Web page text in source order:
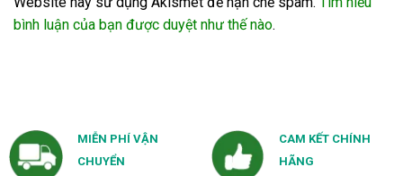
bình luận của bạn được duyệt như thế nào.
MIỄN PHÍ VẬN
CHUYỂN
CAM KẾT CHÍNH
HÃNG